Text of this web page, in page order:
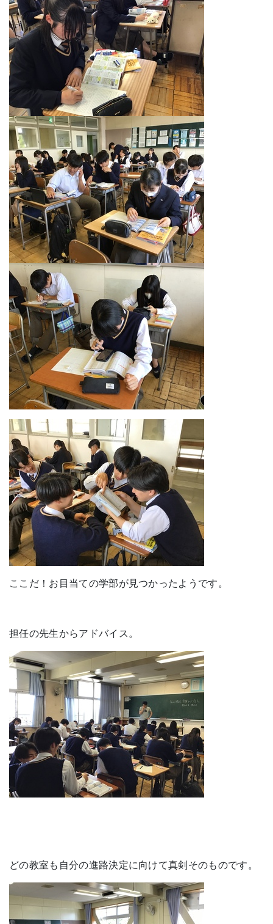
ここだ！お目当ての学部が見つかったようです。
担任の先生からアドバイス。
どの教室も自分の進路決定に向けて真剣そのものです。